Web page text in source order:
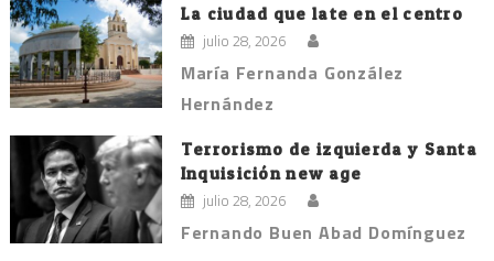
entradas
La ciudad que late en el centro
julio 28, 2026
María Fernanda González
Hernández
Terrorismo de izquierda y Santa
Inquisición new age
julio 28, 2026
Fernando Buen Abad Domínguez